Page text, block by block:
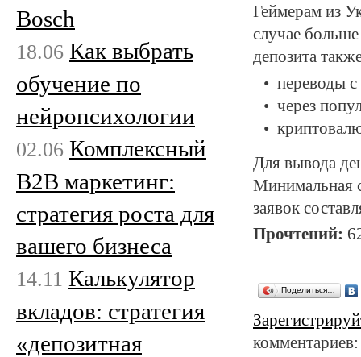
Геймерам из
случае
депозита
переводы
через
Для вывода
Минимальная
заявок
Прочтений:
Поделиться…
Bosch
18.06 Как выбрать
обучение по
нейропсихологии
02.06 Комплексный
B2B маркетинг:
стратегия роста для
вашего бизнеса
14.11 Калькулятор
вкладов: стратегия
«депозитная